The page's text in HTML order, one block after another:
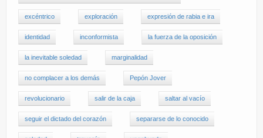
excéntrico exploración expresión de rabia e ira
identidad inconformista la fuerza de la oposición
la inevitable soledad marginalidad
no complacer a los demás Pepón Jover
revolucionario salir de la caja saltar al vacío
seguir el dictado del corazón separarse de lo conocido